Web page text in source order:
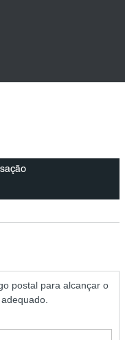
postal para alcançar o